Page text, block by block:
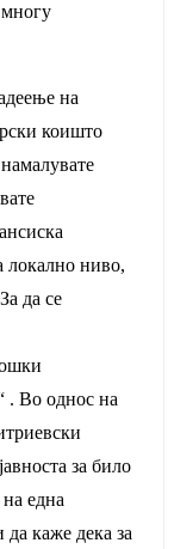
на
коишто
локално ниво,
да се
. Во однос на
за било
една
каже дека за